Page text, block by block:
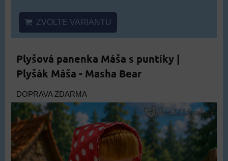
ZVOLTE VARIANTU
Plyšová panenka Máša s puntíky |
Plyšák Máša - Masha Bear
DOPRAVA ZDARMA